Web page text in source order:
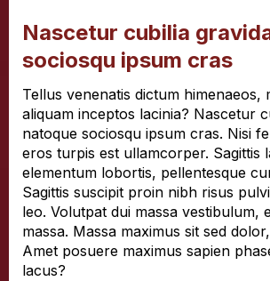
Nascetur cubilia
sociosqu ipsum cras
Tellus venenatis dictum himenaeos,
aliquam inceptos lacinia? Nascetur
natoque sociosqu ipsum cras. Nisi
eros turpis est ullamcorper. Sagittis
elementum lobortis, pellentesque
Sagittis suscipit proin nibh risus
leo. Volutpat dui massa vestibulum,
massa. Massa maximus sit sed
Amet posuere maximus sapien
lacus?